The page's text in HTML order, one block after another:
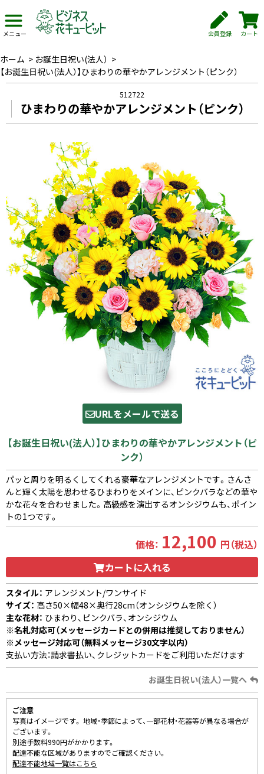
メニュー 会員登録 カート
ホーム > お誕生日祝い(法人） >
【お誕生日祝い(法人）】ひまわりの華やかアレンジメント（ピンク）
512722
ひまわりの華やかアレンジメント（ピンク）
URLをメールで送る
【お誕生日祝い(法人）】ひまわりの華やかアレンジメント（ピ
ンク）
パッと周りを明るくしてくれる豪華なアレンジメントです。さんさ
んと輝く太陽を思わせるひまわりをメインに、ピンクバラなどの華や
かな花々を合わせました。高級感を演出するオンシジウムも、ポイン
トの1つです。
価格： 12,100 円（税込）
カートに入れる
スタイル： アレンジメント/ワンサイド
サイズ： 高さ50×幅48×奥行28cm（オンシジウムを除く）
主な花材： ひまわり、ピンクバラ、オンシジウム
※名札対応可（メッセージカードとの併用は推奨しておりません）
※メッセージ対応可（無料メッセージ30文字以内）
支払い方法：請求書払い、クレジットカードをご利用いただけます
お誕生日祝い(法人）一覧へ
ご注意
写真はイメージです。 地域・季節によって、一部花材・花器等が異なる場合が
ございます。
別途手数料990円がかかります。
配達不能な区域がありますのでご確認ください。
配達不能地域一覧はこちら